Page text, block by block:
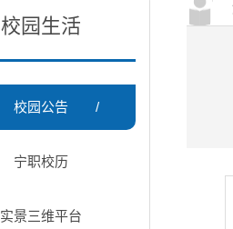
校园生活
校园公告 /
宁职校历
实景三维平台